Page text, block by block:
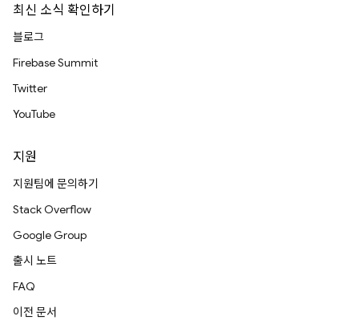
최신 소식 확인하기
블로그
Firebase Summit
Twitter
YouTube
지원
지원팀에 문의하기
Stack Overflow
Google Group
출시 노트
FAQ
이전 문서